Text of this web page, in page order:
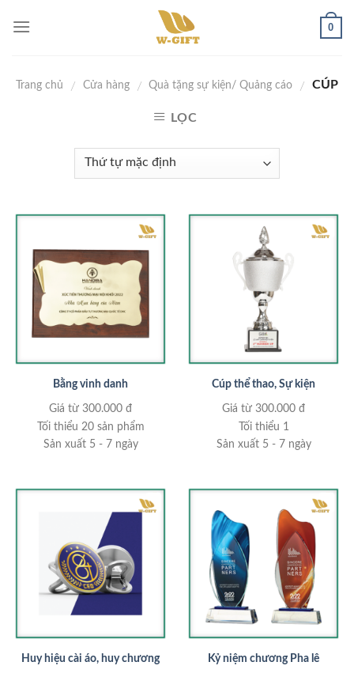
0
Trang chủ / Cửa hàng / Quà tặng sự kiện/ Quảng cáo / CÚP
LỌC
Bằng vinh danh
Giá từ 300.000 đ
Tối thiểu 20 sản phẩm
Sản xuất 5 - 7 ngày
Cúp thể thao, Sự kiện
Giá từ 300.000 đ
Tối thiểu 1
Sản xuất 5 - 7 ngày
Huy hiệu cài áo, huy chương Kỷ niệm chương Pha lê